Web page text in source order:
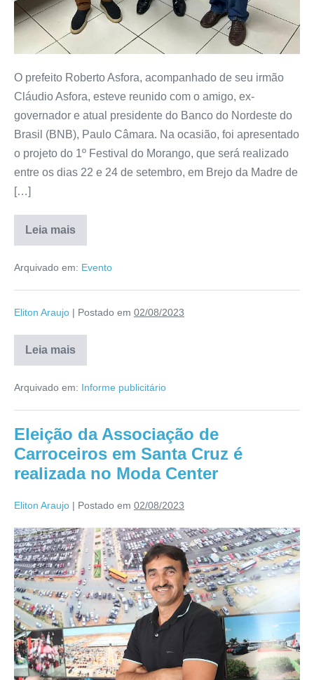
O prefeito Roberto Asfora, acompanhado de seu irmão
Cláudio Asfora, esteve reunido com o amigo, ex-
governador e atual presidente do Banco do Nordeste do
Brasil (BNB), Paulo Câmara. Na ocasião, foi apresentado
o projeto do 1º Festival do Morango, que será realizado
entre os dias 22 e 24 de setembro, em Brejo da Madre de
[…]
Leia mais
Arquivado em: Evento
Eliton Araujo | Postado em 02/08/2023
Leia mais
Arquivado em: Informe publicitário
Eleição da Associação de
Carroceiros em Santa Cruz é
realizada no Moda Center
Eliton Araujo | Postado em 02/08/2023